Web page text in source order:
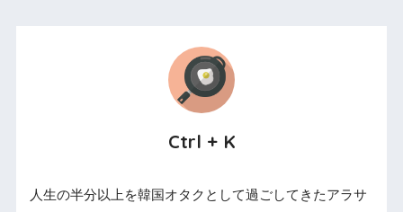
Ctrl + K
人生の半分以上を韓国オタクとして過ごしてきたアラサ